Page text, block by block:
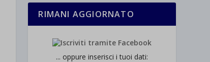
RIMANI AGGIORNATO
... oppure inserisci i tuoi dati: